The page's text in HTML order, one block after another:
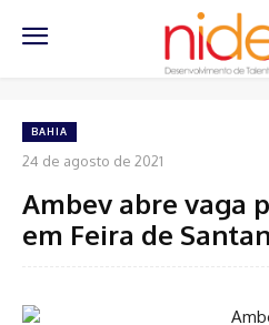
BAHIA
24 de agosto de 2021
Ambev abre vaga
em Feira de